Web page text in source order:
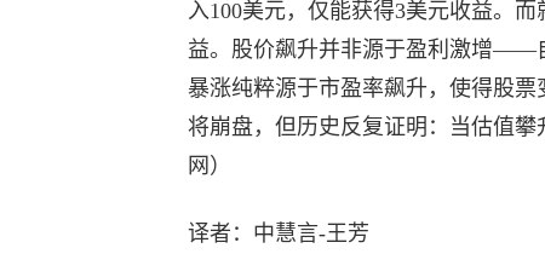
入100美元，仅能获得3美元收益。
益。股价飙升并非源于盈利激增——
暴涨纯粹源于市盈率飙升，使得股
将崩盘，但历史反复证明：当估值
网）
译者：中慧言-王芳